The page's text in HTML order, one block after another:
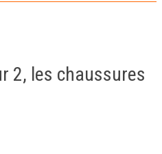
2, les chaussures